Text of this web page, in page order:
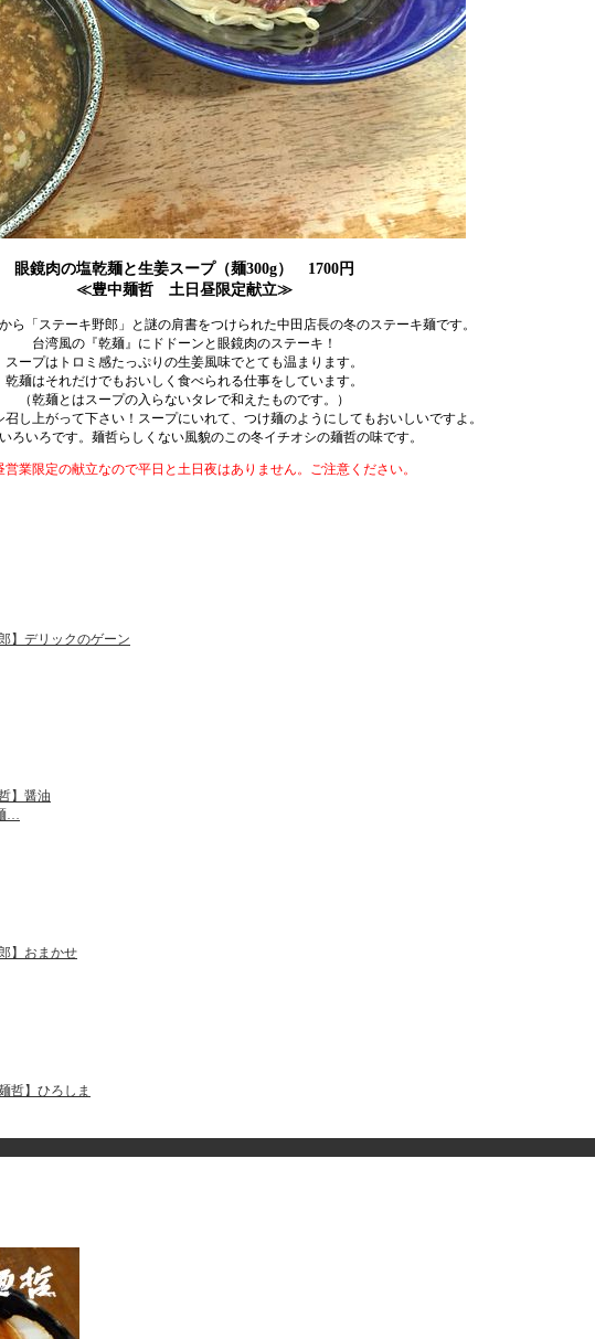
眼鏡肉の塩乾麺と生姜スープ（麺300g） 1700円
≪豊中麺哲 土日昼限定献立≫
ら「ステーキ野郎」と謎の肩書をつけられた中田店長の冬のステーキ麺です。
台湾風の『乾麺』にドドーンと眼鏡肉のステーキ！
スープはトロミ感たっぷりの生姜風味でとても温まります。
乾麺はそれだけでもおいしく食べられる仕事をしています。
（乾麺とはスープの入らないタレで和えたものです。）
し上がって下さい！スープにいれて、つけ麺のようにしてもおいしいですよ。
ろいろです。麺哲らしくない風貌のこの冬イチオシの麺哲の味です。
業限定の献立なので平日と土日夜はありません。ご注意ください。
郎】デリックのゲーン
】醤油
…
郎】おまかせ
哲】ひろしま